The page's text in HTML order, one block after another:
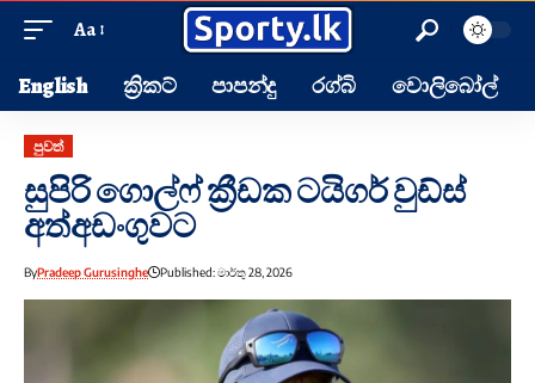
Aa
English ක්‍රිකට් පාපන්දු රග්බි වොලිබෝල්
පුවත්
සුපිරි ගොල්ෆ් ක්‍රීඩක ටයිගර් වුඩ්ස්
අත්අඩංගුවට
ByPradeep Gurusinghe Published: මාර්තු 28, 2026